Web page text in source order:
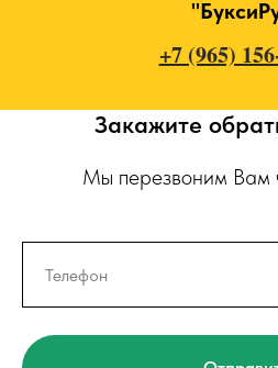
+7 (965)
Закажите
Мы перезвоним Вам